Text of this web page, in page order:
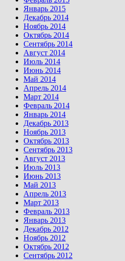
Январь 2015
Декабрь 2014
Ноябрь 2014
Октябрь 2014
Сентябрь 2014
Август 2014
Июль 2014
Июнь 2014
Май 2014
Апрель 2014
Март 2014
Февраль 2014
Январь 2014
Декабрь 2013
Ноябрь 2013
Октябрь 2013
Сентябрь 2013
Август 2013
Июль 2013
Июнь 2013
Май 2013
Апрель 2013
Март 2013
Февраль 2013
Январь 2013
Декабрь 2012
Ноябрь 2012
Октябрь 2012
Сентябрь 2012